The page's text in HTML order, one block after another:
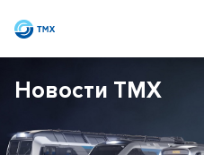
Новости ТМХ